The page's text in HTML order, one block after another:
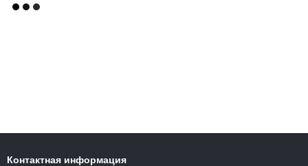
Контактная информация